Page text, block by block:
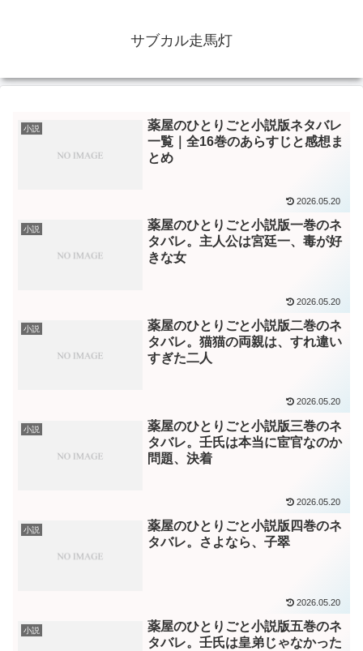
サブカル走馬灯
小説
薬屋のひとりごと小説版ネタバレ
一覧｜全16巻のあらすじと感想ま
とめ
2026.05.20
小説
薬屋のひとりごと小説版一巻のネ
タバレ。主人公は宮廷一、毒が好
きな女
2026.05.20
小説
薬屋のひとりごと小説版二巻のネ
タバレ。猫猫の両親は、すれ違い
すぎた二人
2026.05.20
小説
薬屋のひとりごと小説版三巻のネ
タバレ。壬氏は本当に宦官なのか
問題、決着
2026.05.20
小説
薬屋のひとりごと小説版四巻のネ
タバレ。さよなら、子翠
2026.05.20
小説
薬屋のひとりごと小説版五巻のネ
タバレ。壬氏は皇弟じゃなかった